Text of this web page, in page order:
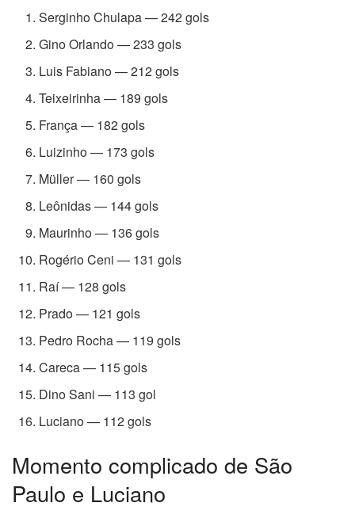
Serginho Chulapa — 242 gols
Gino Orlando — 233 gols
Luis Fabiano — 212 gols
Teixeirinha — 189 gols
França — 182 gols
Luizinho — 173 gols
Müller — 160 gols
Leônidas — 144 gols
Maurinho — 136 gols
Rogério Ceni — 131 gols
Raí — 128 gols
Prado — 121 gols
Pedro Rocha — 119 gols
Careca — 115 gols
Dino Sani — 113 gol
Luciano — 112 gols
Momento complicado de São
Paulo e Luciano